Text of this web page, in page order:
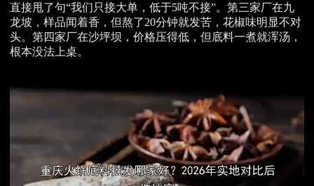
直接甩了句“我们只接大单，低于5吨不接”。第三家厂在九
龙坡，样品闻着香，但熬了20分钟就发苦，花椒味明显不对
头。第四家厂在沙坪坝，价格压得低，但底料一煮就浑汤，
根本没法上桌。